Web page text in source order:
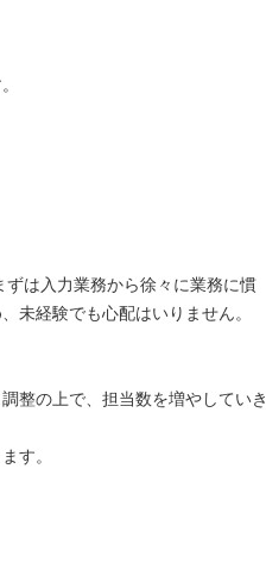
は入力業務から徐々に業務に慣
未経験でも心配はいりません。
整の上で、担当数を増やしていき
す。